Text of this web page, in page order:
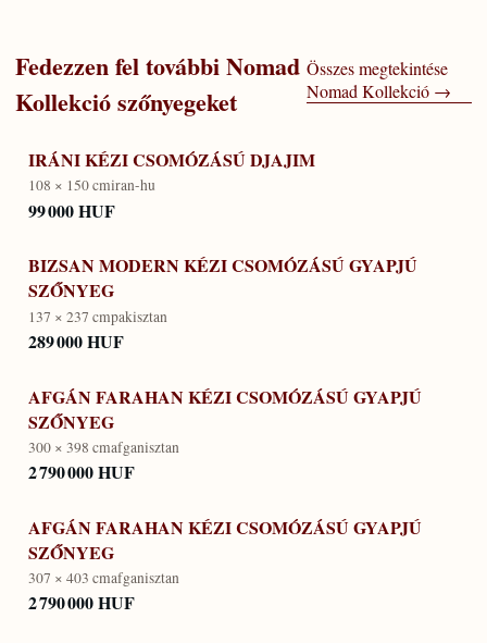
Fedezzen fel továbbiNomad
Kollekciószőnyegeket
Összes megtekintése
Nomad Kollekció →
IRÁNI KÉZI CSOMÓZÁSÚ DJAJIM
108 × 150 cmiran-hu
99 000 HUF
BIZSAN MODERN KÉZI CSOMÓZÁSÚ GYAPJÚ
SZŐNYEG
137 × 237 cmpakisztan
289 000 HUF
AFGÁN FARAHAN KÉZI CSOMÓZÁSÚ GYAPJÚ
SZŐNYEG
300 × 398 cmafganisztan
2 790 000 HUF
AFGÁN FARAHAN KÉZI CSOMÓZÁSÚ GYAPJÚ
SZŐNYEG
307 × 403 cmafganisztan
2 790 000 HUF